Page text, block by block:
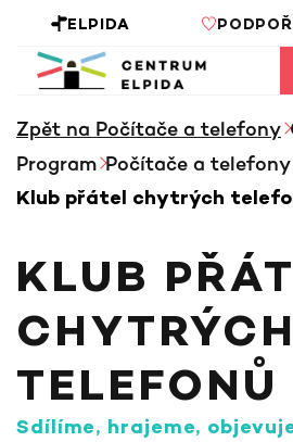
ELPIDA
Zpět na Počítače a telefony
Program Počítače a telefony
Klub přátel chytrých
KLUB
CHYTRÝCH
TELEFONŮ
Sdílíme, hrajeme,